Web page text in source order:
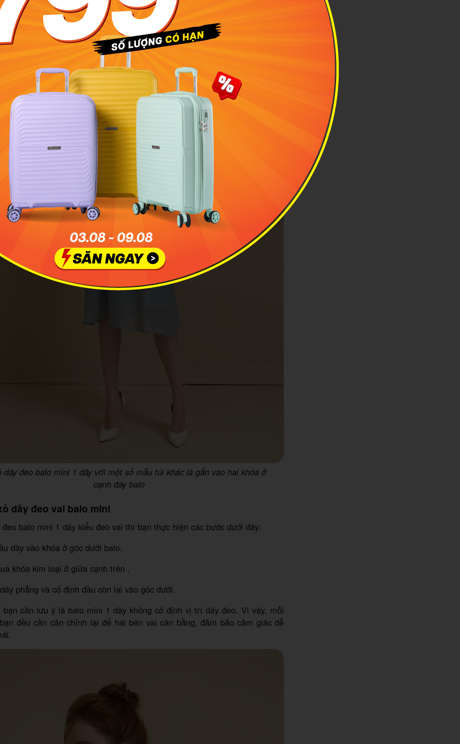
dây đeo balo mini 1 dây với một số mẫu túi khác là gắn vào hai khóa ở
cạnh đáy balo
dây đeo vai balo mini
đeo balo mini 1 dây kiểu đeo vai thì bạn thực hiện các bước dưới đây:
dây vào khóa ở góc dưới balo.
khóa kim loại ở giữa cạnh trên .
phẳng và cố định đầu còn lại vào góc dưới.
bạn cần lưu ý là balo mini 1 dây không cố định vị trí dây đeo. Vì vậy, mỗi
đều cần căn chỉnh lại để hai bên vai cân bằng, đảm bảo cảm giác dễ